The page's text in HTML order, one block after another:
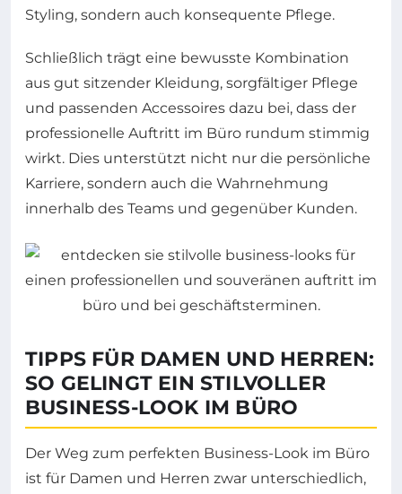
Styling, sondern auch konsequente Pflege.
Schließlich trägt eine bewusste Kombination
aus gut sitzender Kleidung, sorgfältiger Pflege
und passenden Accessoires dazu bei, dass der
professionelle Auftritt im Büro rundum stimmig
wirkt. Dies unterstützt nicht nur die persönliche
Karriere, sondern auch die Wahrnehmung
innerhalb des Teams und gegenüber Kunden.
TIPPS FÜR DAMEN UND HERREN:
SO GELINGT EIN STILVOLLER
BUSINESS-LOOK IM BÜRO
Der Weg zum perfekten Business-Look im Büro
ist für Damen und Herren zwar unterschiedlich,